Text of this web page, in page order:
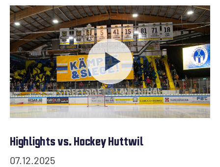
Highlights vs. Hockey Huttwil
07.12.2025